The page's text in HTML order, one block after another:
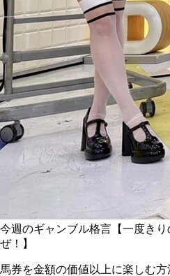
今週のギャンブル格言【一度き
ぜ！】
馬券を金額の価値以上に楽しむ方